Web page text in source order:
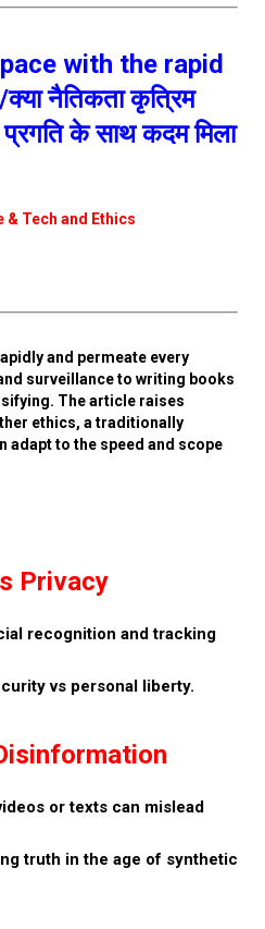
with the rapid
नैतिकता कृत्रिम
प्रगति के साथ कदम मिला
& Tech and Ethics
and permeate every
surveillance to writing books
The article raises
ethics, a traditionally
adapt to the speed and scope
Privacy
recognition and tracking
vs personal liberty.
or texts can mislead
truth in the age of synthetic